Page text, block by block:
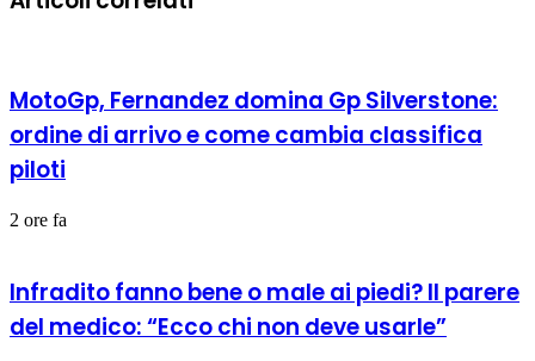
MotoGp, Fernandez domina Gp Silverstone:
ordine di arrivo e come cambia classifica
piloti
2 ore fa
Infradito fanno bene o male ai piedi? Il parere
del medico: “Ecco chi non deve usarle”